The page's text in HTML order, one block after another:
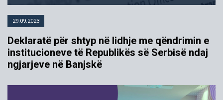
29.09.2023
Deklaratë për shtyp në lidhje me qëndrimin e
institucioneve të Republikës së Serbisë ndaj
ngjarjeve në Banjskë